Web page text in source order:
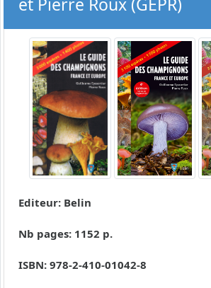
Editeur: Belin
Nb pages: 1152 p.
ISBN: 978-2-410-01042-8